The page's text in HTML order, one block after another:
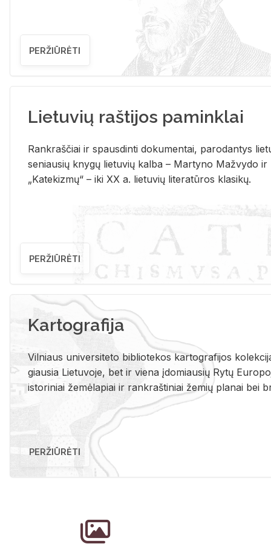
PERŽIŪRĖTI
Lietuvių raštijos paminklai
Rank­raš­čiai ir spaus­din­ti do­ku­men­tai, pa­ro­dan­tys
se­niau­sių kny­gų lie­tu­vių kal­ba – Mar­ty­no Ma­žvy­do ir
„Ka­te­kiz­mų“ – iki XX a. lie­tu­vių li­te­ra­tū­ros kla­si­kų.
PERŽIŪRĖTI
Kartografija
Vil­niaus uni­ver­si­te­to bi­b­lio­te­kos kar­to­gra­fi­jos
giau­sia Lie­tu­vo­je, bet ir vie­na įdo­miau­sių Rytų
is­to­ri­niai že­mė­la­piai ir rank­raš­ti­niai že­mių pla­nai bei
PERŽIŪRĖTI